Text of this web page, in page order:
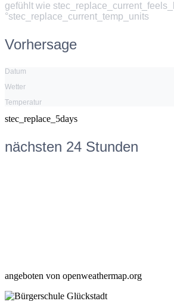
gefühlt wie
°stec_replace_current_temp_units
Vorhersage
Datum
Wetter
Temperatur
stec_replace_5days
nächsten 24 Stunden
angeboten von openweathermap.org